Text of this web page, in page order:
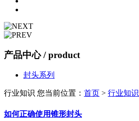
产品中心/ product
封头系列
行业知识 您当前位置： 首页 > 行业知识
如何正确使用锥形封头